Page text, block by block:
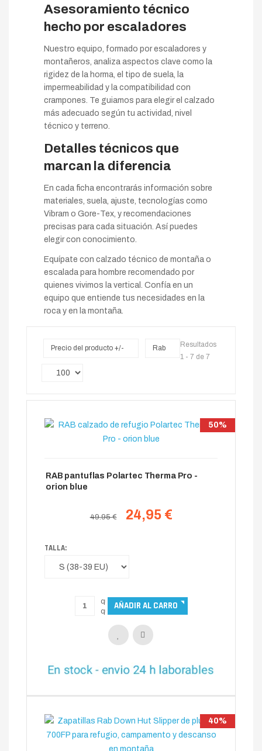
Asesoramiento técnico
hecho por escaladores
Nuestro equipo, formado por escaladores y
montañeros, analiza aspectos clave como la
rigidez de la horma, el tipo de suela, la
impermeabilidad y la compatibilidad con
crampones. Te guiamos para elegir el calzado
más adecuado según tu actividad, nivel
técnico y terreno.
Detalles técnicos que
marcan la diferencia
En cada ficha encontrarás información sobre
materiales, suela, ajuste, tecnologías como
Vibram o Gore-Tex, y recomendaciones
precisas para cada situación. Así puedes
elegir con conocimiento.
Equípate con calzado técnico de montaña o
escalada para hombre recomendado por
quienes vivimos la vertical. Confía en un
equipo que entiende tus necesidades en la
roca y en la montaña.
Precio del producto +/- Rab
Resultados
1 - 7 de 7
50%
RAB pantuflas Polartec Therma Pro -
orion blue
49.95 € 24,95 €
TALLA:
40%